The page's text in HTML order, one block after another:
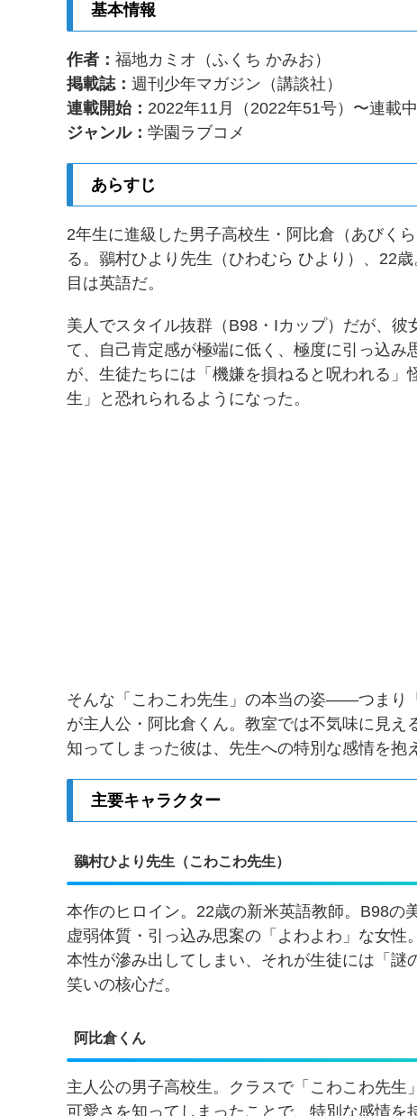
基本情報
作者： 福地カミオ（ふくち かみお）
掲載誌： 週刊少年マガジン（講談社）
連載開始： 2022年11月（2022年51号）〜連載中
ジャンル： 学園ラブコメ
あらすじ
2年生に進級した男子高校生・阿比倉（あびく
る。鶸村ひより先生（ひわむら ひより）、22
目は英語だ。
美人でスタイル抜群（B98・Iカップ）だが、彼
て、自己肯定感が極端に低く、極度に引っ込
が、生徒たちには「機嫌を損ねると呪われる
生」と恐れられるようになった。
そんな「こわこわ先生」の本当の姿——つま
が主人公・阿比倉くん。教室では不気味に見
知ってしまった彼は、先生への特別な感情を抱
主要キャラクター
鶸村ひより先生（こわこわ先生）
本作のヒロイン。22歳の新米英語教師。B98の
虚弱体質・引っ込み思案の「よわよわ」な女
本性が滲み出してしまい、それが生徒には「
笑いの核心だ。
阿比倉くん
主人公の男子高校生。クラスで「こわこわ先
可愛さを知ってしまったことで、特別な感情を